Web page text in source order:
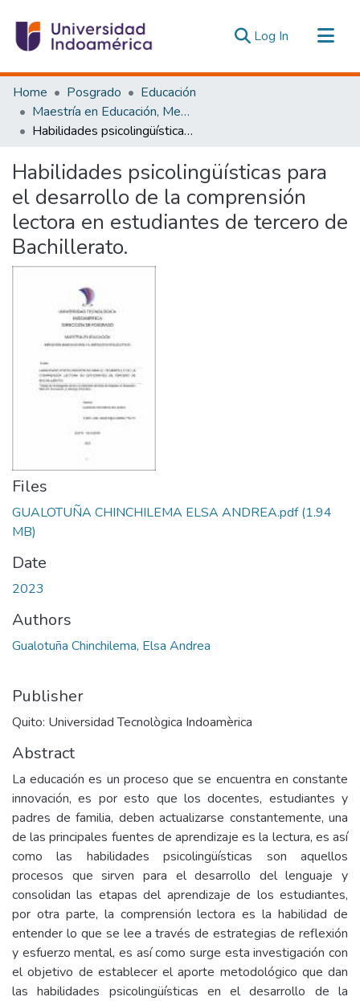
Log In (current)
Communities & Collections
All of DSpace
Statistics
Home Posgrado
Educación
Maestría en Educación, Mención Innovación y Liderazgo Educativo
Habilidades psicolingüísticas para el desarrollo de la comprensión lectora en estudiantes de tercero de Bachillerato.
Habilidades psicolingüísticas para
el desarrollo de la comprensión
lectora en estudiantes de tercero de
Bachillerato.
Files
GUALOTUÑA CHINCHILEMA ELSA ANDREA.pdf(1.94
MB)
Date
2023
Authors
Gualotuña Chinchilema, Elsa Andrea
Publisher
Quito: Universidad Tecnològica Indoamèrica
Abstract
La educación es un proceso que se encuentra en constante
innovación, es por esto que los docentes, estudiantes y
padres de familia, deben actualizarse constantemente, una
de las principales fuentes de aprendizaje es la lectura, es así
como las habilidades psicolingüísticas son aquellos
procesos que sirven para el desarrollo del lenguaje y
consolidan las etapas del aprendizaje de los estudiantes,
por otra parte, la comprensión lectora es la habilidad de
entender lo que se lee a través de estrategias de reflexión
y esfuerzo mental, es así como surge esta investigación con
el objetivo de establecer el aporte metodológico que dan
las habilidades psicolingüísticas en el desarrollo de la